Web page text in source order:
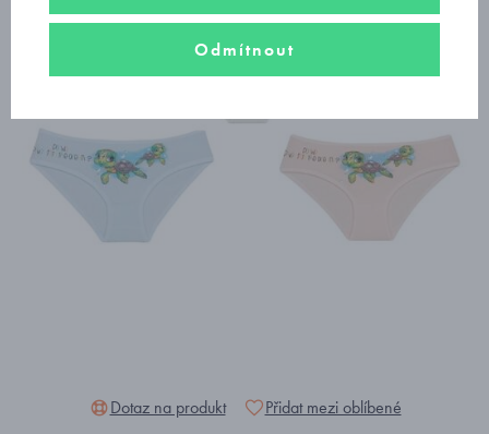
Dotaz na produkt
Přidat mezi oblíbené
Odmítnout